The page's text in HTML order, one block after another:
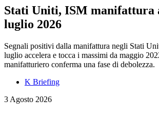
Stati Uniti, ISM manifattura
luglio 2026
Segnali positivi dalla manifattura negli Stati
luglio accelera e tocca i massimi da maggio
manifatturiero conferma una fase di debolezza.
K Briefing
3 Agosto 2026